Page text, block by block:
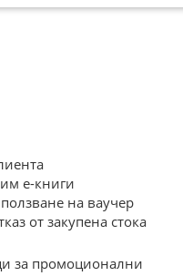
е-книги
на ваучер
от закупена стока
за промоционални